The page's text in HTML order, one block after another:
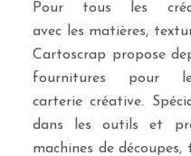
Pour tous les
avec les matières,
Cartoscrap propose
fournitures pour
carterie créative.
dans les outils et
machines de